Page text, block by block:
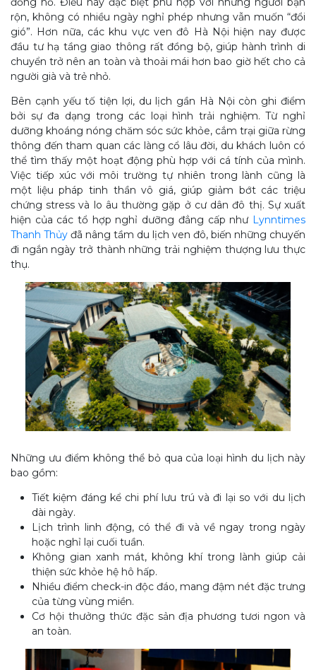
rộn, không có nhiều ngày nghỉ phép nhưng vẫn muốn “đổi
gió”. Hơn nữa, các khu vực ven đô Hà Nội hiện nay được
đầu tư hạ tầng giao thông rất đồng bộ, giúp hành trình di
chuyển trở nên an toàn và thoải mái hơn bao giờ hết cho cả
người già và trẻ nhỏ.
Bên cạnh yếu tố tiện lợi, du lịch gần Hà Nội còn ghi điểm
bởi sự đa dạng trong các loại hình trải nghiệm. Từ nghỉ
dưỡng khoáng nóng chăm sóc sức khỏe, cắm trại giữa rừng
thông đến tham quan các làng cổ lâu đời, du khách luôn có
thể tìm thấy một hoạt động phù hợp với cá tính của mình.
Việc tiếp xúc với môi trường tự nhiên trong lành cũng là
một liệu pháp tinh thần vô giá, giúp giảm bớt các triệu
chứng stress và lo âu thường gặp ở cư dân đô thị. Sự xuất
hiện của các tổ hợp nghỉ dưỡng đẳng cấp như Lynntimes
Thanh Thủy đã nâng tầm du lịch ven đô, biến những chuyến
đi ngắn ngày trở thành những trải nghiệm thượng lưu thực
thụ.
Những ưu điểm không thể bỏ qua của loại hình du lịch này
bao gồm:
Tiết kiệm đáng kể chi phí lưu trú và đi lại so với du lịch
dài ngày.
Lịch trình linh động, có thể đi và về ngay trong ngày
hoặc nghỉ lại cuối tuần.
Không gian xanh mát, không khí trong lành giúp cải
thiện sức khỏe hệ hô hấp.
Nhiều điểm check-in độc đáo, mang đậm nét đặc trưng
của từng vùng miền.
Cơ hội thưởng thức đặc sản địa phương tươi ngon và
an toàn.